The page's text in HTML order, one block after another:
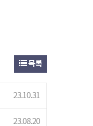
목록
23.10.31
23.08.20